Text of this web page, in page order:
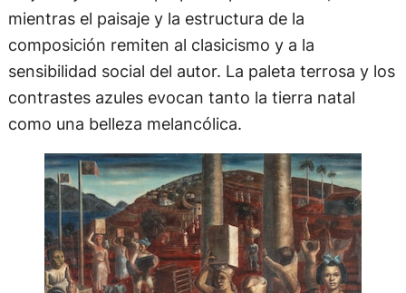
mientras el paisaje y la estructura de la
composición remiten al clasicismo y a la
sensibilidad social del autor. La paleta terrosa y los
contrastes azules evocan tanto la tierra natal
como una belleza melancólica.